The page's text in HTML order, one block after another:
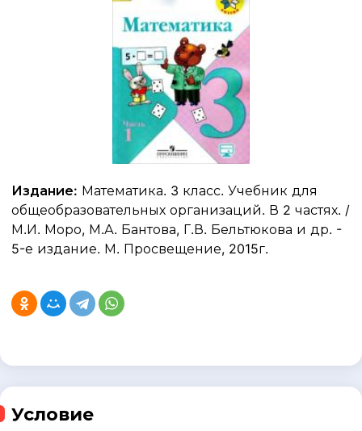
Издание: Математика. 3 класс. Учебник для
общеобразовательных организаций. В 2 частях. /
М.И. Моро, М.А. Бантова, Г.В. Бельтюкова и др. -
5-е издание. М. Просвещение, 2015г.
Условие